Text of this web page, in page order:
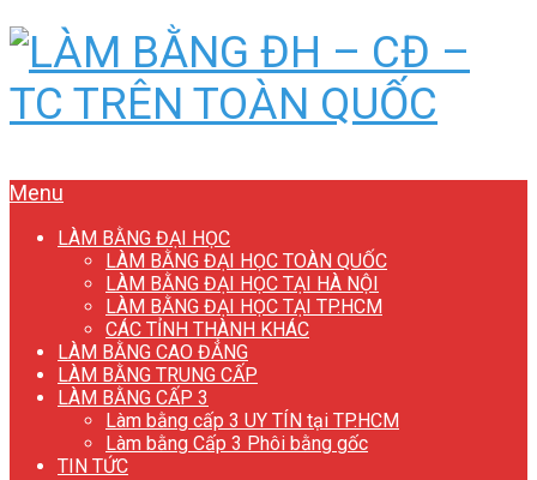
Menu
LÀM BẰNG ĐẠI HỌC
LÀM BẰNG ĐẠI HỌC TOÀN QUỐC
LÀM BẰNG ĐẠI HỌC TẠI HÀ NỘI
LÀM BẰNG ĐẠI HỌC TẠI TP.HCM
CÁC TỈNH THÀNH KHÁC
LÀM BẰNG CAO ĐẲNG
LÀM BẰNG TRUNG CẤP
LÀM BẰNG CẤP 3
Làm bằng cấp 3 UY TÍN tại TP.HCM
Làm bằng Cấp 3 Phôi bằng gốc
TIN TỨC